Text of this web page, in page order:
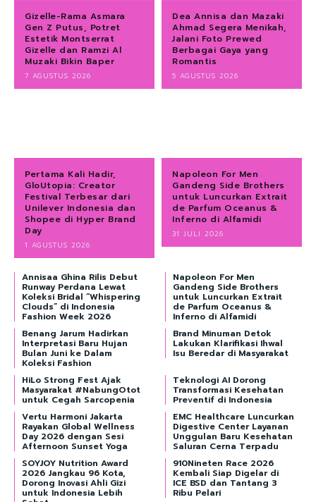
Gizelle-Rama Asmara
Gen Z Putus, Potret
Estetik Montserrat
Gizelle dan Ramzi Al
Muzaki Bikin Baper
7 AGUSTUS 2026
Dea Annisa dan Mazaki
Ahmad Segera Menikah,
Jalani Foto Prewed
Berbagai Gaya yang
Romantis
5 AGUSTUS 2026
Pertama Kali Hadir,
GloUtopia: Creator
Festival Terbesar dari
Unilever Indonesia dan
Shopee di Hyper Brand
Day
1 AGUSTUS 2026
Napoleon For Men
Gandeng Side Brothers
untuk Luncurkan Extrait
de Parfum Oceanus &
Inferno di Alfamidi
31 JULI 2026
Annisaa Ghina Rilis Debut
Runway Perdana Lewat
Koleksi Bridal “Whispering
Clouds” di Indonesia
Fashion Week 2026
Napoleon For Men
Gandeng Side Brothers
untuk Luncurkan Extrait
de Parfum Oceanus &
Inferno di Alfamidi
Benang Jarum Hadirkan
Interpretasi Baru Hujan
Bulan Juni ke Dalam
Koleksi Fashion
Brand Minuman Detok
Lakukan Klarifikasi Ihwal
Isu Beredar di Masyarakat
HiLo Strong Fest Ajak
Masyarakat #NabungOtot
untuk Cegah Sarcopenia
Teknologi AI Dorong
Transformasi Kesehatan
Preventif di Indonesia
Vertu Harmoni Jakarta
Rayakan Global Wellness
Day 2026 dengan Sesi
Afternoon Sunset Yoga
EMC Healthcare Luncurkan
Digestive Center Layanan
Unggulan Baru Kesehatan
Saluran Cerna Terpadu
SOYJOY Nutrition Award
2026 Jangkau 96 Kota,
Dorong Inovasi Ahli Gizi
untuk Indonesia Lebih
910Nineten Race 2026
Kembali Siap Digelar di
ICE BSD dan Tantang 3
Ribu Pelari